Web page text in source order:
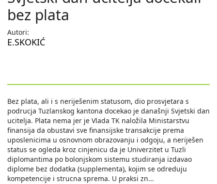
bez plata
Autori:
E.SKOKIĆ
Bez plata, ali i s neriješenim statusom, dio prosvjetara s
podrucja Tuzlanskog kantona docekao je današnji Svjetski dan
ucitelja. Plata nema jer je Vlada TK naložila Ministarstvu
finansija da obustavi sve finansijske transakcije prema
uposlenicima u osnovnom obrazovanju i odgoju, a neriješen
status se ogleda kroz cinjenicu da je Univerzitet u Tuzli
diplomantima po bolonjskom sistemu studiranja izdavao
diplome bez dodatka (supplementa), kojim se odreduju
kompetencije i strucna sprema. U praksi zn...